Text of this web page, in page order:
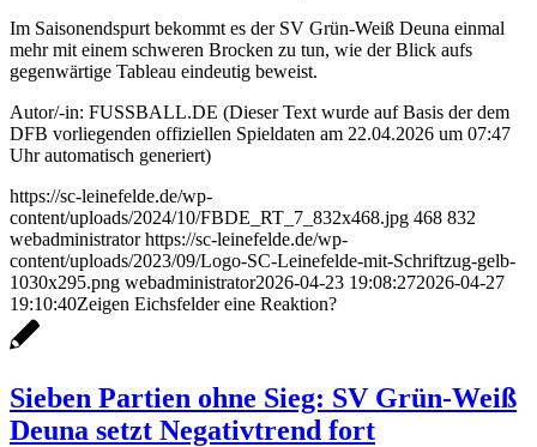
Im Saisonendspurt bekommt es der SV Grün-Weiß Deuna einmal
mehr mit einem schweren Brocken zu tun, wie der Blick aufs
gegenwärtige Tableau eindeutig beweist.
Autor/-in: FUSSBALL.DE (Dieser Text wurde auf Basis der dem
DFB vorliegenden offiziellen Spieldaten am 22.04.2026 um 07:47
Uhr automatisch generiert)
https://sc-leinefelde.de/wp-
content/uploads/2024/10/FBDE_RT_7_832x468.jpg 468 832
webadministrator https://sc-leinefelde.de/wp-
content/uploads/2023/09/Logo-SC-Leinefelde-mit-Schriftzug-gelb-
1030x295.png webadministrator2026-04-23 19:08:272026-04-27
19:10:40Zeigen Eichsfelder eine Reaktion?
Sieben Partien ohne Sieg: SV Grün-Weiß
Deuna setzt Negativtrend fort